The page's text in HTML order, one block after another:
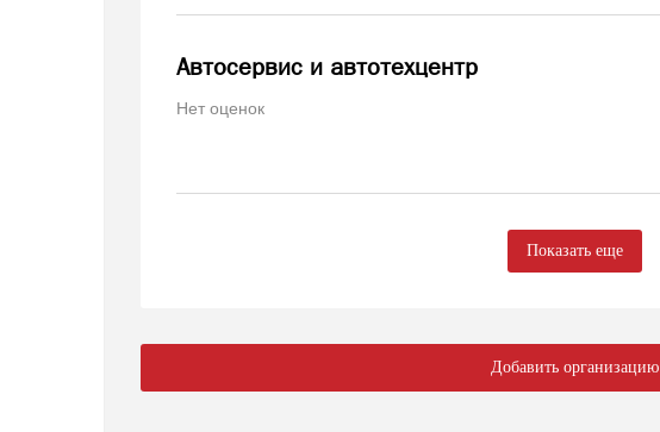
Автосервис и автотехцентр
Нет оценок
Показать еще
Добавить организацию